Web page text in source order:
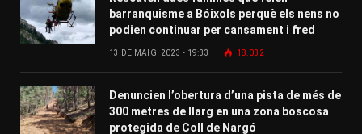
barranquisme a Bóixols perquè els nens no
podien continuar per cansament i fred
13 DE MAIG, 2023 - 19:33 18.032
Denuncien l’obertura d’una pista de més de
300 metres de llarg en una zona boscosa
protegida de Coll de Nargó